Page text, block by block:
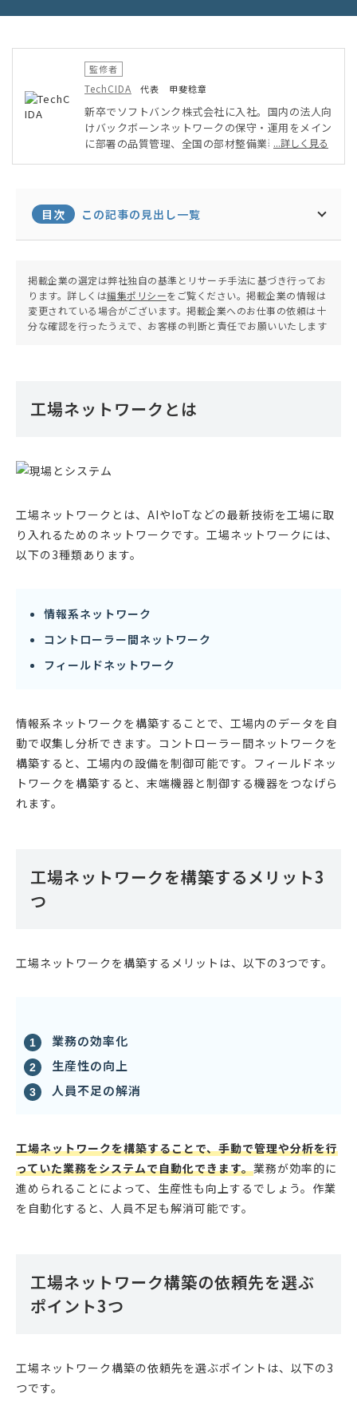
監修者
TechCIDA 代表 甲斐稔章
新卒でソフトバンク株式会社に入社。国内の法人向
けバックボーンネットワークの保守・運用をメイン
に部署の品質管理、全国の部材整備業務を実施。そ
ラエンジニアとして活動。現在は地元に戻りフリー
ランスエンジニア兼子ども向けプログラミング教室
の運営を行う。
...詳しく見る
目次 この記事の見出し一覧
掲載企業の選定は弊社独自の基準とリサーチ手法に基づき行ってお
ります。詳しくは編集ポリシーをご覧ください。掲載企業の情報は
変更されている場合がございます。掲載企業へのお仕事の依頼は十
分な確認を行ったうえで、お客様の判断と責任でお願いいたします
工場ネットワークとは
工場ネットワークとは、AIやIoTなどの最新技術を工場に取
り入れるためのネットワークです。工場ネットワークには、
以下の3種類あります。
情報系ネットワーク
コントローラー間ネットワーク
フィールドネットワーク
情報系ネットワークを構築することで、工場内のデータを自
動で収集し分析できます。コントローラー間ネットワークを
構築すると、工場内の設備を制御可能です。フィールドネッ
トワークを構築すると、末端機器と制御する機器をつなげら
れます。
工場ネットワークを構築するメリット3
つ
工場ネットワークを構築するメリットは、以下の3つです。
業務の効率化
生産性の向上
人員不足の解消
工場ネットワークを構築することで、手動で管理や分析を行
っていた業務をシステムで自動化できます。業務が効率的に
進められることによって、生産性も向上するでしょう。作業
を自動化すると、人員不足も解消可能です。
工場ネットワーク構築の依頼先を選ぶ
ポイント3つ
工場ネットワーク構築の依頼先を選ぶポイントは、以下の3
つです。